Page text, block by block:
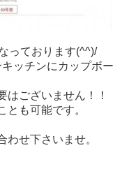
っております(^^)/
ッチンにカップボー
はございません！！
も可能です。
せ下さいませ。